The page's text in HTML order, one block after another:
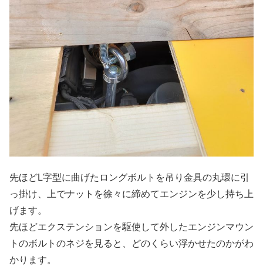
先ほどL字型に曲げたロングボルトを吊り金具の丸環に引
っ掛け、上でナットを徐々に締めてエンジンを少し持ち上
げます。
先ほどエクステンションを駆使して外したエンジンマウン
トのボルトのネジを見ると、どのくらい浮かせたのかがわ
かります。